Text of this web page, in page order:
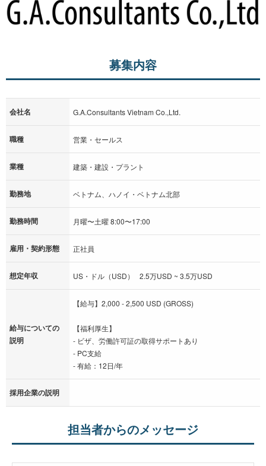
募集内容
会社名 G.A.Consultants Vietnam Co.,Ltd.
職種 営業・セールス
業種 建築・建設・プラント
勤務地 ベトナム、ハノイ・ベトナム北部
勤務時間 月曜〜土曜 8:00〜17:00
雇用・契約形態 正社員
想定年収 US・ドル（USD） 2.5万USD ~ 3.5万USD
給与についての
説明
【給与】2,000 - 2,500 USD (GROSS)
【福利厚生】
- ビザ、労働許可証の取得サポートあり
- PC支給
- 有給：12日/年
採用企業の説明
担当者からのメッセージ